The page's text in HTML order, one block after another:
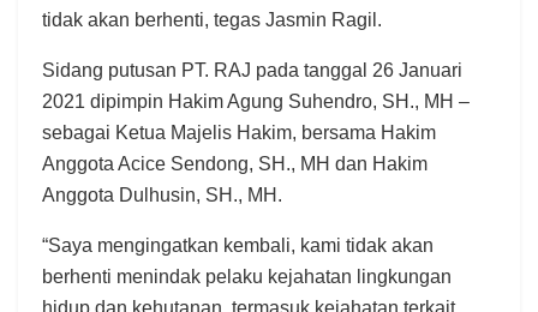
tidak akan berhenti, tegas Jasmin Ragil.
Sidang putusan PT. RAJ pada tanggal 26 Januari
2021 dipimpin Hakim Agung Suhendro, SH., MH –
sebagai Ketua Majelis Hakim, bersama Hakim
Anggota Acice Sendong, SH., MH dan Hakim
Anggota Dulhusin, SH., MH.
“Saya mengingatkan kembali, kami tidak akan
berhenti menindak pelaku kejahatan lingkungan
hidup dan kehutanan, termasuk kejahatan terkait